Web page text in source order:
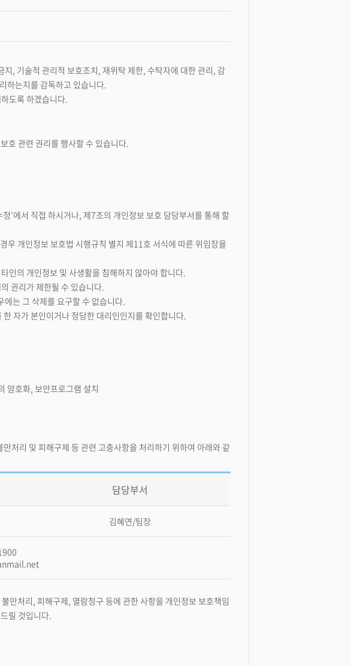
, 기술적 관리적 보호조치, 재위탁 제한, 수탁자에 대한 관리, 감
하는지를 감독하고 있습니다.
도록 하겠습니다.
호 관련 권리를 행사할 수 있습니다.
에서 직접 하시거나, 제7조의 개인정보 보호 담당부서를 통해 할
개인정보 보호법 시행규칙 별지 제11호 서식에 따른 위임장을
인의 개인정보 및 사생활을 침해하지 않아야 합니다.
권리가 제한될 수 있습니다.
는 그 삭제를 요구할 수 없습니다.
자가 본인이거나 정당한 대리인인지를 확인합니다.
암호화, 보안프로그램 설치
처리 및 피해구제 등 관련 고충사항을 처리하기 위하여 아래와 같
담당부서
김혜연/팀장
처리, 피해구제, 열람청구 등에 관한 사항을 개인정보 보호책임
릴 것입니다.